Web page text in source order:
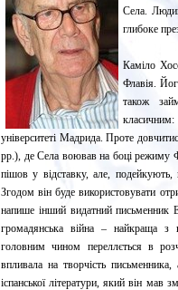
Села.
глибоке
Каміло
Флавія.
також
університеті Мадрида. Проте
рр.), де Села воював на боці режиму
пішов у відставку, але,
Згодом він буде використовувати
напише інший видатний письменник
громадянська війна – найкраща з
головним чином переллється в
впливала на творчість
іспанської літератури, який він